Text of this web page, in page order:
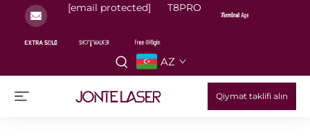
[email protected] T8PRO
AZ
Qiymət təklifi alın